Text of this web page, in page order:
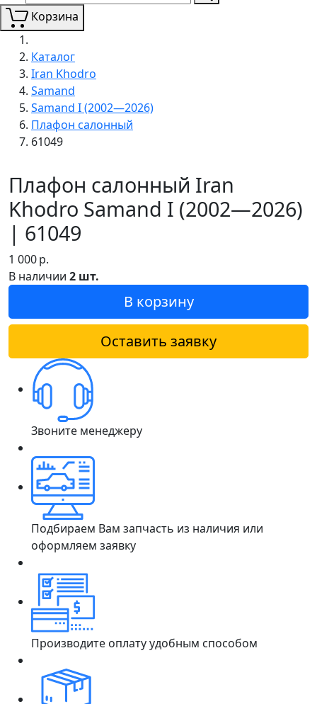
Корзина
Каталог
Iran Khodro
Samand
Samand I (2002—2026)
Плафон салонный
61049
Плафон салонный Iran
Khodro Samand I (2002—2026)
| 61049
1 000р.
В наличии 2 шт.
В корзину
Оставить заявку
Звоните менеджеру
Подбираем Вам запчасть из наличия или
оформляем заявку
Производите оплату удобным способом